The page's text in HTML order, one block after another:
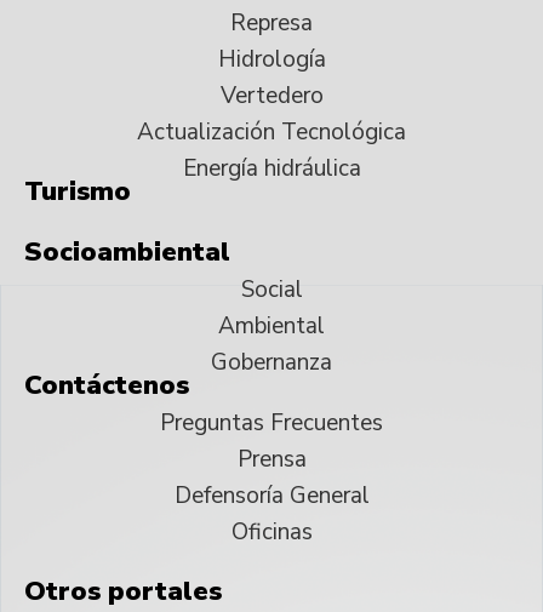
Represa
Hidrología
Vertedero
Actualización Tecnológica
Energía hidráulica
Turismo
Socioambiental
Social
Ambiental
Gobernanza
Contáctenos
Preguntas Frecuentes
Prensa
Defensoría General
Oficinas
Otros portales